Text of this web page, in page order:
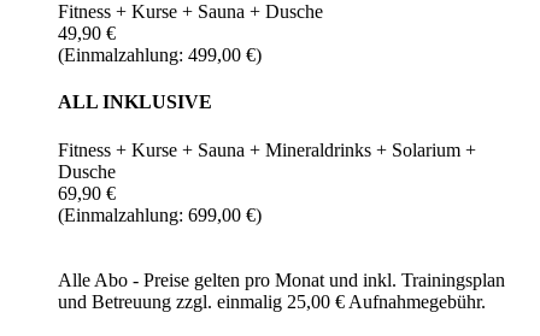
Fitness + Kurse + Sauna + Dusche
49,90 €
(Einmalzahlung: 499,00 €)
ALL INKLUSIVE
Fitness + Kurse + Sauna + Mineraldrinks + Solarium +
Dusche
69,90 €
(Einmalzahlung: 699,00 €)
Alle Abo - Preise gelten pro Monat und inkl. Trainingsplan
und Betreuung zzgl. einmalig 25,00 € Aufnahmegebühr.